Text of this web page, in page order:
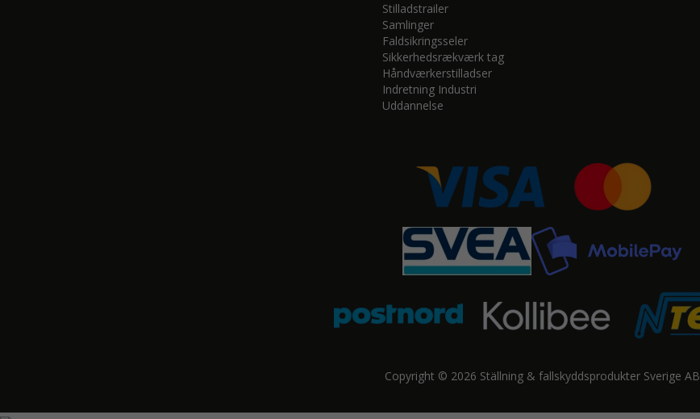
Stilladstrailer
Samlinger
Faldsikringsseler
Sikkerhedsrækværk tag
Håndværkerstilladser
Indretning Industri
Uddannelse
Copyright © 2026 Ställning & fallskyddsprodukter Sverige AB